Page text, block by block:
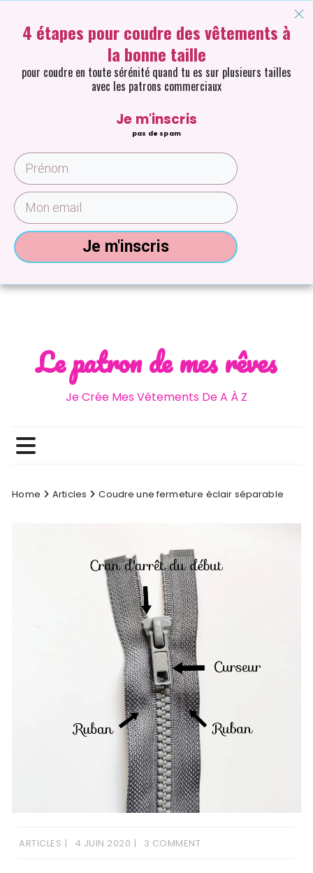
contentLe patron de mes rêves
Je Crée Mes Vêtements De A À Z
Home Articles Coudre une fermeture éclair séparable
ARTICLES 4 JUIN 2020 3 COMMENT
4 étapes pour coudre des vêtements à
la bonne taille
pour coudre en toute sérénité quand tu es sur plusieurs tailles
avec les patrons commerciaux
Je m'inscris
pas de spam
Je m'inscris